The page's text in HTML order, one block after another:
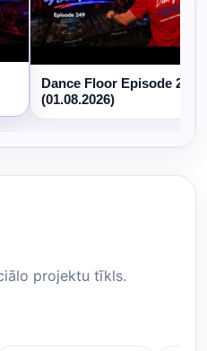
Dance Floor Episode 249
(01.08.2026)
projektu tīkls.